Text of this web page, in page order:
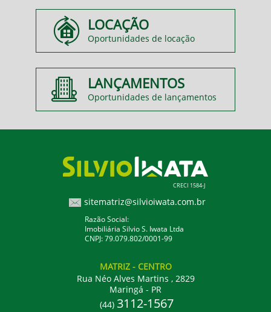
LOCAÇÃO
Oportunidades de locação
LANÇAMENTOS
Oportunidades de lançamentos
CRECI 1584-J
sitematriz@silvioiwata.com.br
Razão Social:
Imobiliária Silvio S. Iwata Ltda
CNPJ: 79.079.802/0001-99
MATRIZ - CENTRO
Rua Néo Alves Martins , 2829
Maringá - PR
(44) 3112-1567